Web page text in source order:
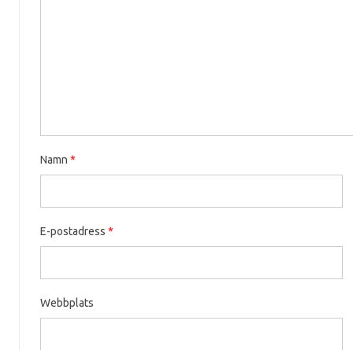
Namn *
E-postadress *
Webbplats